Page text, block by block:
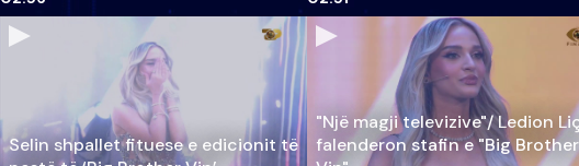
Selin shpallet fituese e edicionit të
"Një magji televizive"/ Ledion
falenderon stafin e "Big Brother